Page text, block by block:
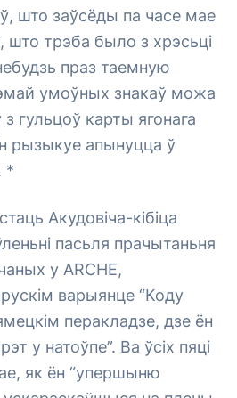
што заўсёды па часе мае
што трэба было з хрэсьці
праз таемную
умоўных знакаў можа
гульцоў карты ягонага
рызыкуе апынуцца ў
*
Акудовіча-кібіца
пасьля прачытаньня
у ARCHE,
варыянце “Коду
перакладзе, дзе ён
у натоўпе”. Ва ўсіх пяці
як ён “упершыню